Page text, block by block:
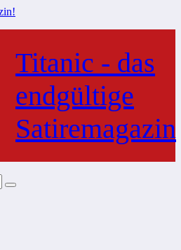
Titanic - das
endgültige
Satiremagazin